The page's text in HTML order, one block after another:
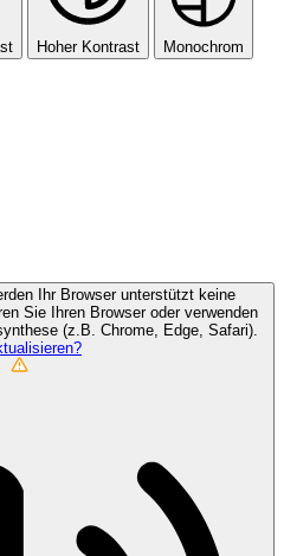
Hoher Kontrast Monochrom
Ihr Browser unterstützt keine
Sie Ihren Browser oder verwenden
(z.B. Chrome, Edge, Safari).